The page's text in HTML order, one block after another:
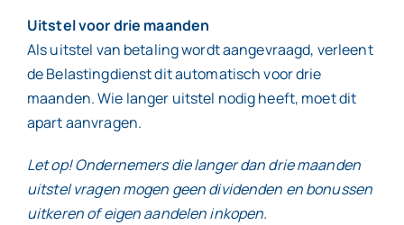
Uitstel voor drie maanden
Als uitstel van betaling wordt aangevraagd, verleent
de Belastingdienst dit automatisch voor drie
maanden. Wie langer uitstel nodig heeft, moet dit
apart aanvragen.
Let op! Ondernemers die langer dan drie maanden
uitstel vragen mogen geen dividenden en bonussen
uitkeren of eigen aandelen inkopen.